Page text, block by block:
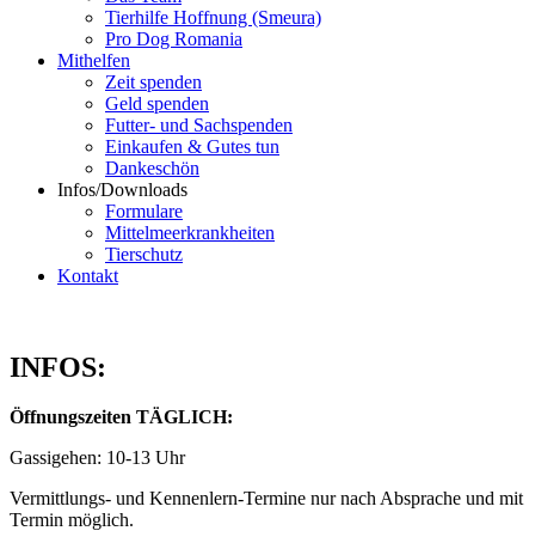
Tierhilfe Hoffnung (Smeura)
Pro Dog Romania
Mithelfen
Zeit spenden
Geld spenden
Futter- und Sachspenden
Einkaufen & Gutes tun
Dankeschön
Infos/Downloads
Formulare
Mittelmeerkrankheiten
Tierschutz
Kontakt
INFOS:
Öffnungszeiten TÄGLICH:
Gassigehen: 10-13 Uhr
Vermittlungs- und Kennenlern-Termine nur nach Absprache und mit
Termin möglich.